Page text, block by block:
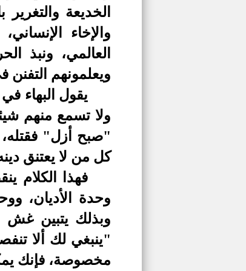
الخديعة
والإخاء
العالمي، ونبذ
ويعلمونهم التفنن
يقول البهاء
ولا تسمع منهم
"صبح أزل" فقتله،
كل من لا يعتنق
فهذا الكلام
وحدة الأديان،
وبذلك يتبين غش
"ينبغي لك ألا
مخصوصة، فإنك